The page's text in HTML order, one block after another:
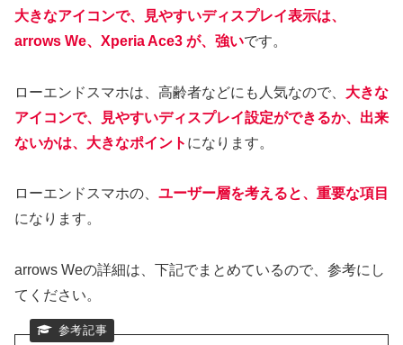
大きなアイコンで、見やすいディスプレイ表示は、
arrows We、Xperia Ace3 が、強いです。
ローエンドスマホは、高齢者などにも人気なので、 大きな
アイコンで、見やすいディスプレイ設定ができるか、出来
ないかは、大きなポイント になります。
ローエンドスマホの、 ユーザー層を考えると、重要な項目
になります。
arrows Weの詳細は、下記でまとめているので、参考にし
てください。